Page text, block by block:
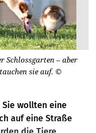
Schlossgarten – aber
sie auf. ©
Sie wollten eine
auf eine Straße